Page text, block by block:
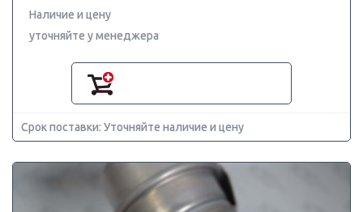
Наличие и цену
уточняйте у менеджера
Срок поставки: Уточняйте наличие и цену